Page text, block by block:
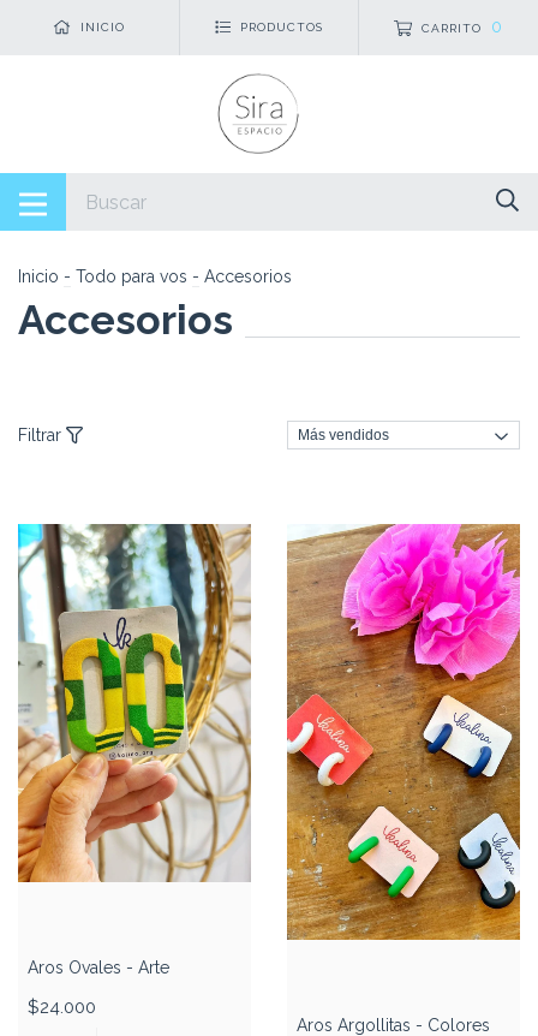
INICIO PRODUCTOS CARRITO 0
Inicio - Todo para vos - Accesorios
Accesorios
Filtrar
Aros Ovales - Arte
$24.000
Aros Argollitas - Colores